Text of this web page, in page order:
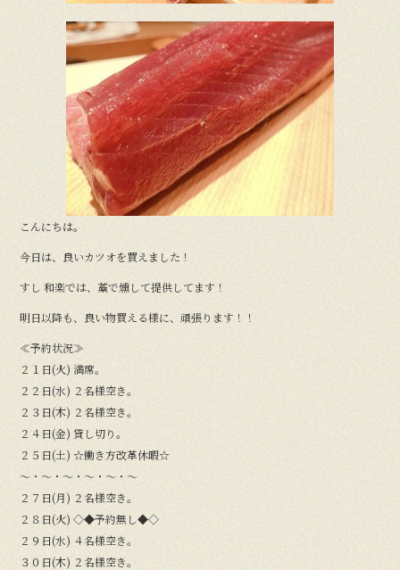
こんにちは。
今日は、良いカツオを買えました！
すし 和楽では、藁で燻して提供してます！
明日以降も、良い物買える様に、頑張ります！！
≪予約状況≫
２１日(火) 満席。
２２日(水) ２名様空き。
２３日(木) ２名様空き。
２４日(金) 貸し切り。
２５日(土) ☆働き方改革休暇☆
〜・〜・〜・〜・〜・〜
２７日(月) ２名様空き。
２８日(火) ◇◆予約無し◆◇
２９日(水) ４名様空き。
３０日(木) ２名様空き。